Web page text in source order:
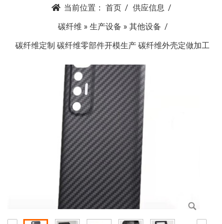
当前位置： 首页
供应信息
碳纤维 » 生产设备 » 其他设备
碳纤维定制 碳纤维零部件开模生产 碳纤维外壳定做加工